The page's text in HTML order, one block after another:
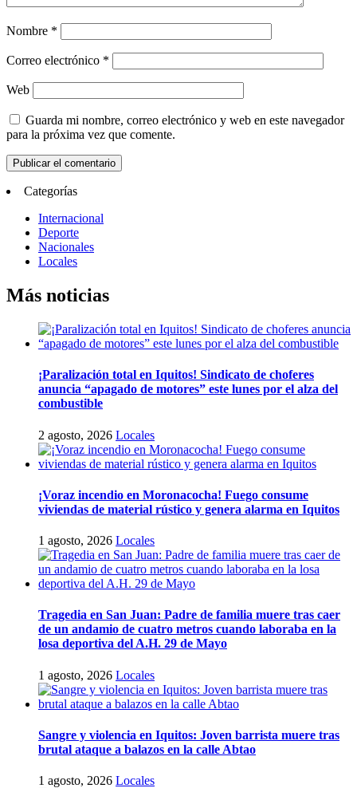
Nombre *
Correo electrónico *
Web
Guarda mi nombre, correo electrónico y web en este navegador
para la próxima vez que comente.
Categorías
Internacional
Deporte
Nacionales
Locales
Más noticias
¡Paralización total en Iquitos! Sindicato de choferes
anuncia “apagado de motores” este lunes por el alza del
combustible
2 agosto, 2026 Locales
¡Voraz incendio en Moronacocha! Fuego consume
viviendas de material rústico y genera alarma en Iquitos
1 agosto, 2026 Locales
Tragedia en San Juan: Padre de familia muere tras caer
de un andamio de cuatro metros cuando laboraba en la
losa deportiva del A.H. 29 de Mayo
1 agosto, 2026 Locales
Sangre y violencia en Iquitos: Joven barrista muere tras
brutal ataque a balazos en la calle Abtao
1 agosto, 2026 Locales